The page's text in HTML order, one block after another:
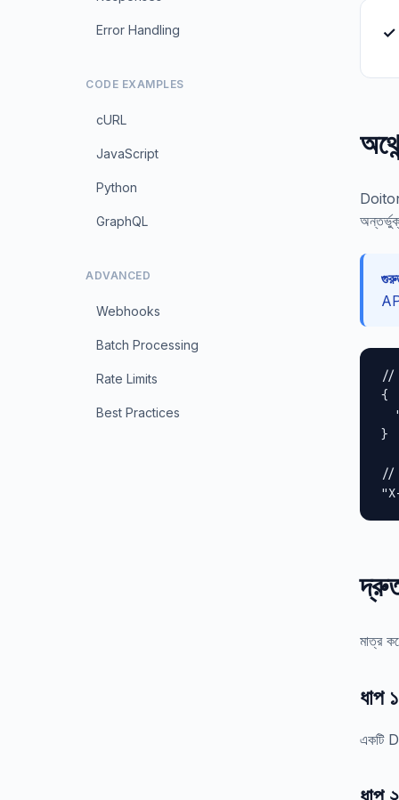
Error Handling
CODE EXAMPLES
cURL
JavaScript
Python
GraphQL
ADVANCED
Webhooks
Batch Processing
Rate Limits
Best Practices
✓
//
{
}
//
মাত্র
ধাপ
একটি